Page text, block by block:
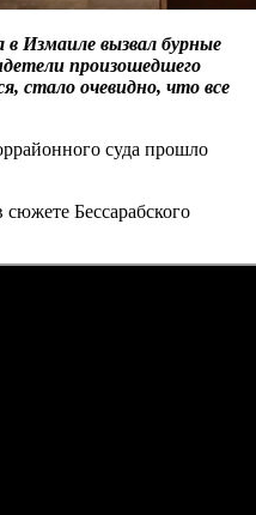
Измаиле вызвал бурные
произошедшего
стало очевидно, что все
суда прошло
сюжете Бессарабского